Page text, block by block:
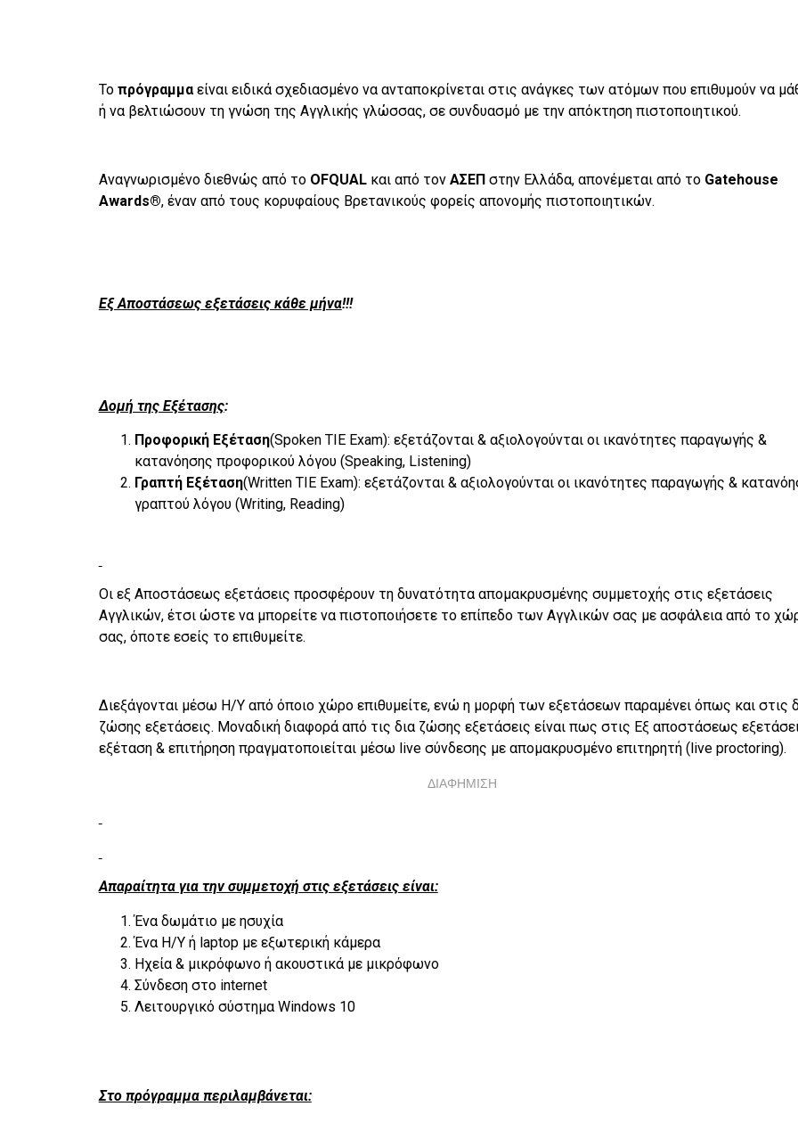
Το πρόγραμμαείναι ειδικά σχεδιασμένο να ανταποκρίνεται στις ανάγκες των ατόμων που επιθυμούν να
ή να βελτιώσουν τη γνώση της Αγγλικής γλώσσας, σε συνδυασμό με την απόκτηση πιστοποιητικού.
Αναγνωρισμένο διεθνώς από το OFQUALκαι από τον ΑΣΕΠστην Ελλάδα, απονέμεται από το Gatehouse
Awards®, έναν από τους κορυφαίους Βρετανικούς φορείς απονομής πιστοποιητικών.
Εξ Αποστάσεως εξετάσεις κάθε μήνα!!!
Δομή της Εξέτασης:
Προφορική Εξέταση(Spoken TIE Exam): εξετάζονται & αξιολογούνται οι ικανότητες παραγωγής &
κατανόησης προφορικού λόγου (Speaking, Listening)
Γραπτή Εξέταση(Written TIE Exam): εξετάζονται & αξιολογούνται οι ικανότητες παραγωγής &
γραπτού λόγου (Writing, Reading)
Οι εξ Αποστάσεως εξετάσεις προσφέρουν τη δυνατότητα απομακρυσμένης συμμετοχής στις εξετάσεις
Αγγλικών, έτσι ώστε να μπορείτε να πιστοποιήσετε το επίπεδο των Αγγλικών σας με ασφάλεια από το
σας, όποτε εσείς το επιθυμείτε.
Διεξάγονται μέσω Η/Υ από όποιο χώρο επιθυμείτε, ενώ η μορφή των εξετάσεων παραμένει όπως και στις
ζώσης εξετάσεις. Μοναδική διαφορά από τις δια ζώσης εξετάσεις είναι πως στις Εξ αποστάσεως
εξέταση & επιτήρηση πραγματοποιείται μέσω live σύνδεσης με απομακρυσμένο επιτηρητή (live proctoring).
ΔΙΑΦΗΜΙΣΗ
Απαραίτητα για την συμμετοχή στις εξετάσεις είναι:
Ένα δωμάτιο με ησυχία
Ένα Η/Υ ή laptop με εξωτερική κάμερα
Ηχεία & μικρόφωνο ή ακουστικά με μικρόφωνο
Σύνδεση στο internet
Λειτουργικό σύστημα Windows 10
Στο πρόγραμμα περιλαμβάνεται: